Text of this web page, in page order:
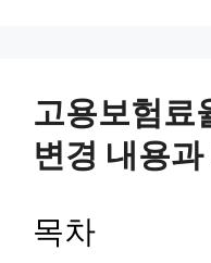
고용보험료
변경 내용
목차